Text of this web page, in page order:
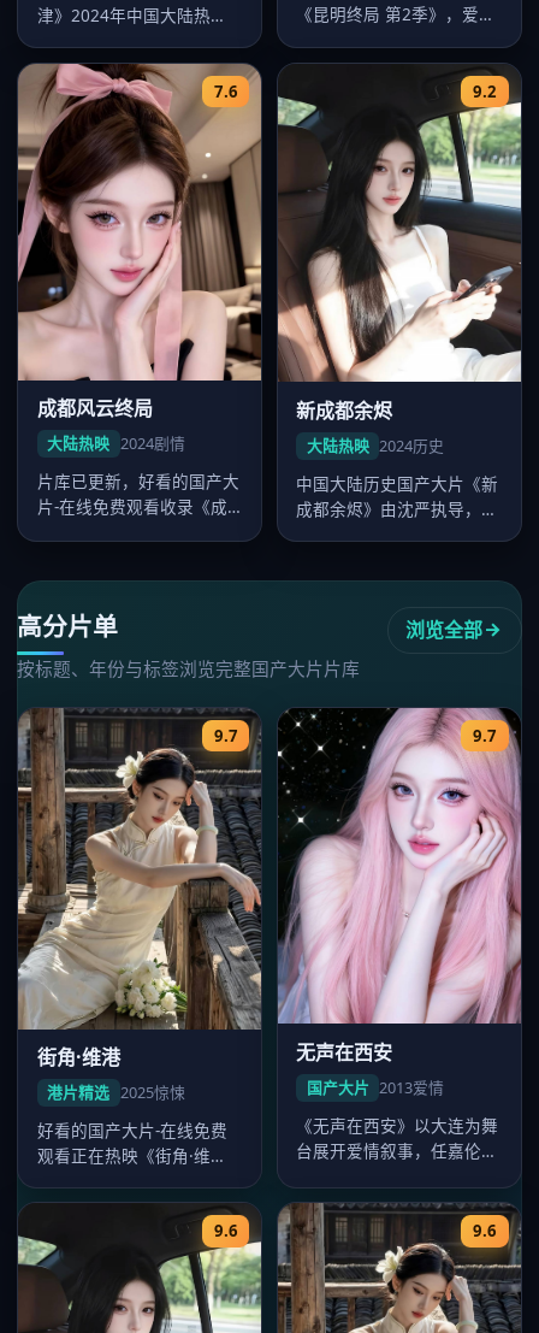
津》2024年中国大陆热
衔，畅看好看…
《昆明终局 第2季》，爱情
出色，2…
7.6
成都风云终局
大陆热映 2024剧情
片库已更新，好看的国产大
片-在线免费观看收录《成
9.2
新成都余烬
大陆热映 2024历史
中国大陆历史国产大片《新
成都余烬》由沈严执导，卡
高分片单
按标题、年份与标签浏览完整国产大片片库
浏览全部
9.7
街角·维港
港片精选 2025惊悚
好看的国产大片-在线免费
观看正在热映《街角·维
朝伟主演，…
9.7
无声在西安
国产大片 2013爱情
《无声在西安》以大连为舞
台展开爱情叙事，任嘉伦、
月1…
9.6 9.6